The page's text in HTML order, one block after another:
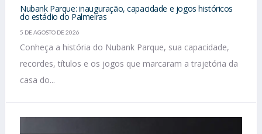
Nubank Parque: inauguração, capacidade e jogos históricos
do estádio do Palmeiras
5 DE AGOSTO DE 2026
Conheça a história do Nubank Parque, sua capacidade,
recordes, títulos e os jogos que marcaram a trajetória da
casa do...